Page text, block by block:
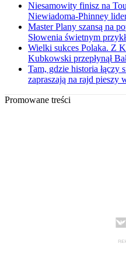
Niesamowity finisz na
Niewiadoma-Phinney
Master Plany szansą na
Słowenia świetnym
Wielki sukces Polaka. Z
Kubkowski przepłynął
Tam, gdzie historia łączy
zapraszają na rajd pieszy
Promowane treści